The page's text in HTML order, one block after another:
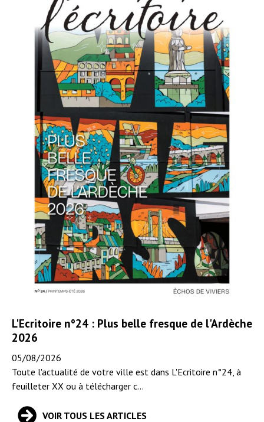
L'Ecritoire n°24 : Plus belle fresque de l'Ardèche
2026
05/08/2026
Toute l'actualité de votre ville est dans L'Ecritoire n°24, à
feuilleter XX ou à télécharger c...
VOIR TOUS LES ARTICLES